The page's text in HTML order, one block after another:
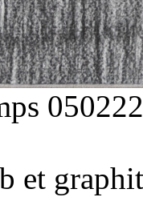
050222
et